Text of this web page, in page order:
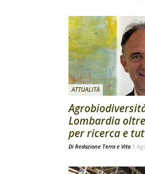
ATTUALITÀ
Lombardia
per ricerca e
Di Redazione Terra e Vita 3